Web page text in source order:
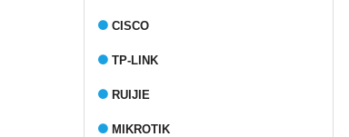
CISCO
TP-LINK
RUIJIE
MIKROTIK